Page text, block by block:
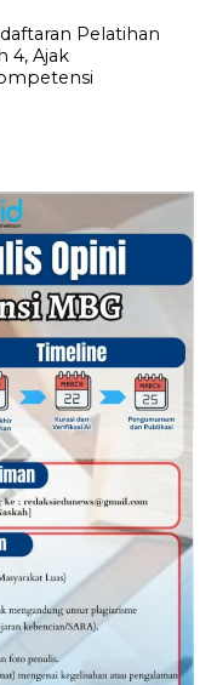
Pelatihan
4, Ajak